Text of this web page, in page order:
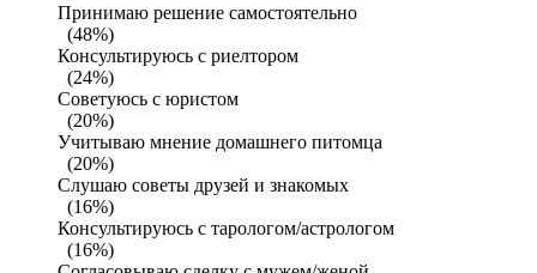
Принимаю решение самостоятельно
(48%)
Консультируюсь с риелтором
(24%)
Советуюсь с юристом
(20%)
Учитываю мнение домашнего питомца
(20%)
Слушаю советы друзей и знакомых
(16%)
Консультируюсь с тарологом/астрологом
(16%)